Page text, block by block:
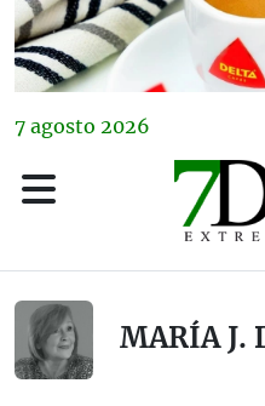
7 agosto 2026
MARÍA J.